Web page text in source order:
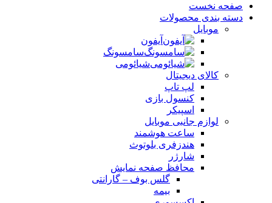
صفحه نخست
دسته بندی محصولات
موبایل
آیفون
سامسونگ
شیائومی
کالای دیجیتال
لپ تاپ
کنسول بازی
اسپیکر
لوازم جانبی موبایل
ساعت هوشمند
هندزفری بلوتوث
شارژر
محافظ صفحه نمایش
گلس بوف – گارانتی
بیمه